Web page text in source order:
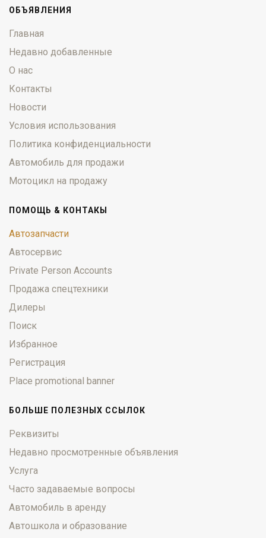
ОБЪЯВЛЕНИЯ
Главная
Недавно добавленные
О нас
Контакты
Новости
Условия использования
Политика конфиденциальности
Автомобиль для продажи
Мотоцикл на продажу
ПОМОЩЬ & КОНТАКЫ
Автозапчасти
Автосервис
Private Person Accounts
Продажа спецтехники
Дилеры
Поиск
Избранное
Регистрация
Place promotional banner
БОЛЬШЕ ПОЛЕЗНЫХ ССЫЛОК
Реквизиты
Недавно просмотренные объявления
Услуга
Часто задаваемые вопросы
Автомобиль в аренду
Автошкола и образование